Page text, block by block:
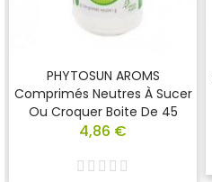
PHYTOSUN AROMS
Comprimés Neutres À Sucer
Ou Croquer Boite De 45
4,86 €